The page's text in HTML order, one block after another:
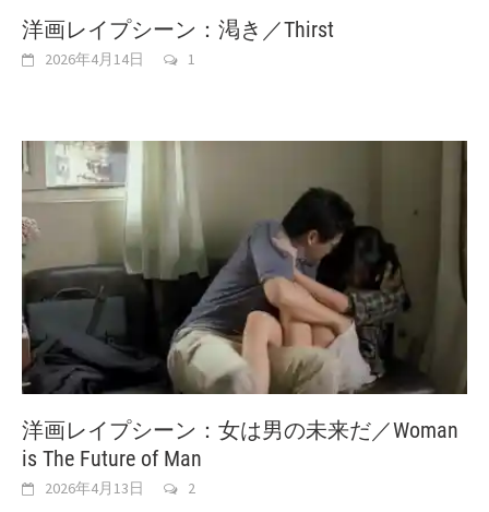
洋画レイプシーン：渇き／Thirst
2026年4月14日 1
洋画レイプシーン：女は男の未来だ／Woman
is The Future of Man
2026年4月13日 2